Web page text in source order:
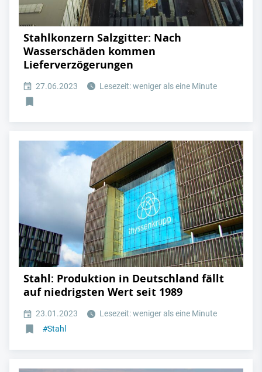
Stahlkonzern Salzgitter: Nach
Wasserschäden kommen
Lieferverzögerungen
27.06.2023 Lesezeit: weniger als eine Minute
Stahl: Produktion in Deutschland fällt
auf niedrigsten Wert seit 1989
23.01.2023
Lesezeit: weniger als eine Minute
#Stahl